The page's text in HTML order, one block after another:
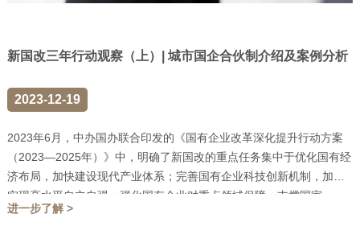
新国改三年行动观察（上）| 城市国企合伙制介绍及案例分析
2023-12-19
2023年6月，中办国办联合印发的《国有企业改革深化提升行动方案
（2023—2025年）》中，明确了新国改的重点任务集中于优化国有经
济布局，加快建设现代产业体系；完善国有企业科技创新机制，加快
实现高水平自立自强；强化国有企业对重点领域保障，支撑国家...
进一步了解 >